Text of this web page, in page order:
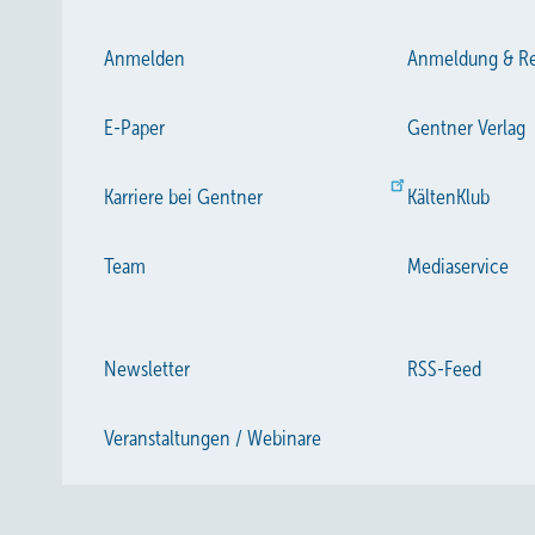
Anmelden Anmeldung &
E-Paper Gentner Verlag
Karriere bei Gentner KältenKlub
Team Mediaservice
Newsletter RSS-Feed
Veranstaltungen / Webinare